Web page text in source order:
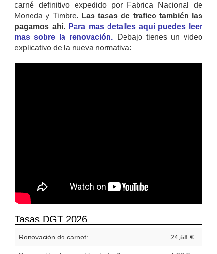
carné definitivo expedido por Fabrica Nacional de
Moneda y Timbre. Las tasas de trafico también las
pagamos ahí. Para mas detalles aquí puedes leer
mas sobre la renovación. Debajo tienes un video
explicativo de la nueva normativa:
Tasas DGT 2026
Renovación de carnet: 24,58 €